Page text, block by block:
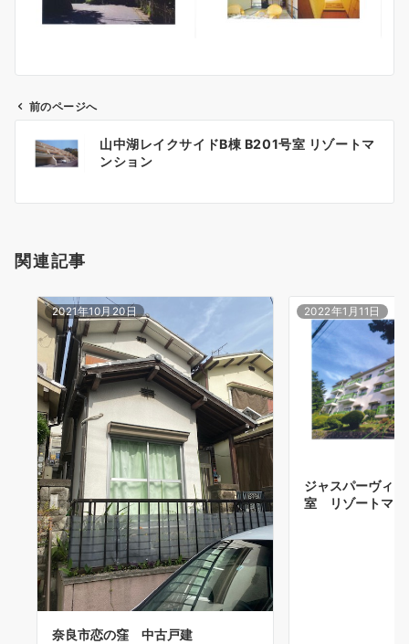
シ
前のページへ
山中湖レイクサイドB棟 B201号室 リゾートマ
ンション
関連記事
2021年10月20日
奈良市恋の窪 中古戸建
2022年1月11日
ジャスパーヴィ
室 リゾートマン